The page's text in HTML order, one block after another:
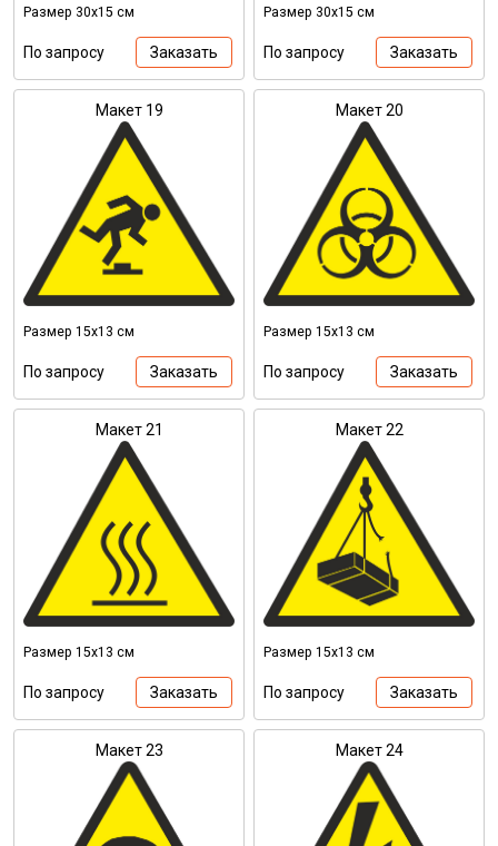
Размер 30х15 см
По запросу Заказать
Размер 30х15 см
По запросу Заказать
Макет 19
Размер 15х13 см
По запросу Заказать
Макет 20
Размер 15х13 см
По запросу Заказать
Макет 21
Размер 15х13 см
По запросу Заказать
Макет 22
Размер 15х13 см
По запросу Заказать
Макет 23 Макет 24